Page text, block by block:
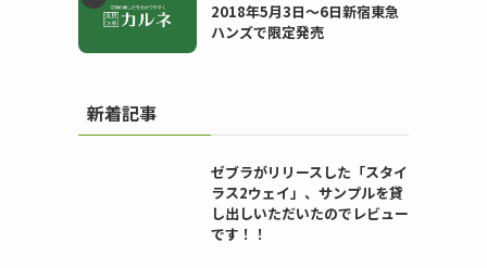
2018年5月3日〜6日新宿東急
ハンズで限定発売
新着記事
ゼブラがリリースした「スタイ
ラス2ウェイ」、サンプルを貸
し出しいただいたのでレビュー
です！！